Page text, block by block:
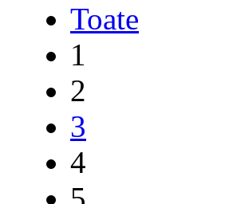
Toate
1
2
3
4